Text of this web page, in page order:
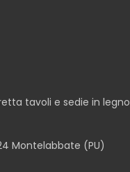
MALTA
tavoli e sedie in legno
Montelabbate (PU)